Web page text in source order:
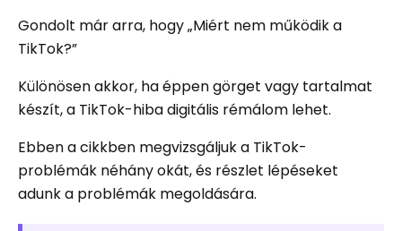
Gondolt már arra, hogy „Miért nem működik a
TikTok?”
Különösen akkor, ha éppen görget vagy tartalmat
készít, a TikTok-hiba digitális rémálom lehet.
Ebben a cikkben megvizsgáljuk a TikTok-
problémák néhány okát, és részlet lépéseket
adunk a problémák megoldására.